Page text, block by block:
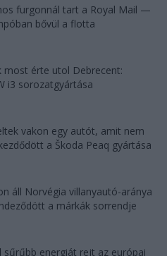
furgonnál tart a Royal Mail —
bővül a flotta
most érte utol Debrecent:
i3 sorozatgyártása
vakon egy autót, amit nem
a Škoda Peaq gyártása
áll Norvégia villanyautó-aránya
a márkák sorrendje
sűrűbb energiát rejt az európai